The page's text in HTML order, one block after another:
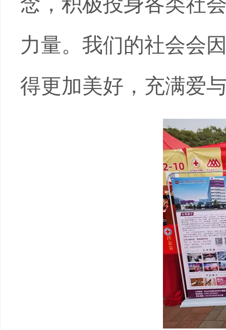
力量。我们的社会会
得更加美好，充满爱